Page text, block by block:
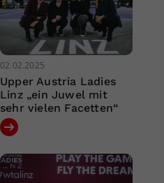
02.02.2025
Upper Austria Ladies
Linz „ein Juwel mit
sehr vielen Facetten“